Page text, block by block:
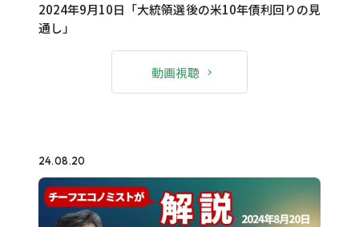
2024年9月10日「大統領選後の米10年債利回りの見
通し」
動画視聴
24.08.20